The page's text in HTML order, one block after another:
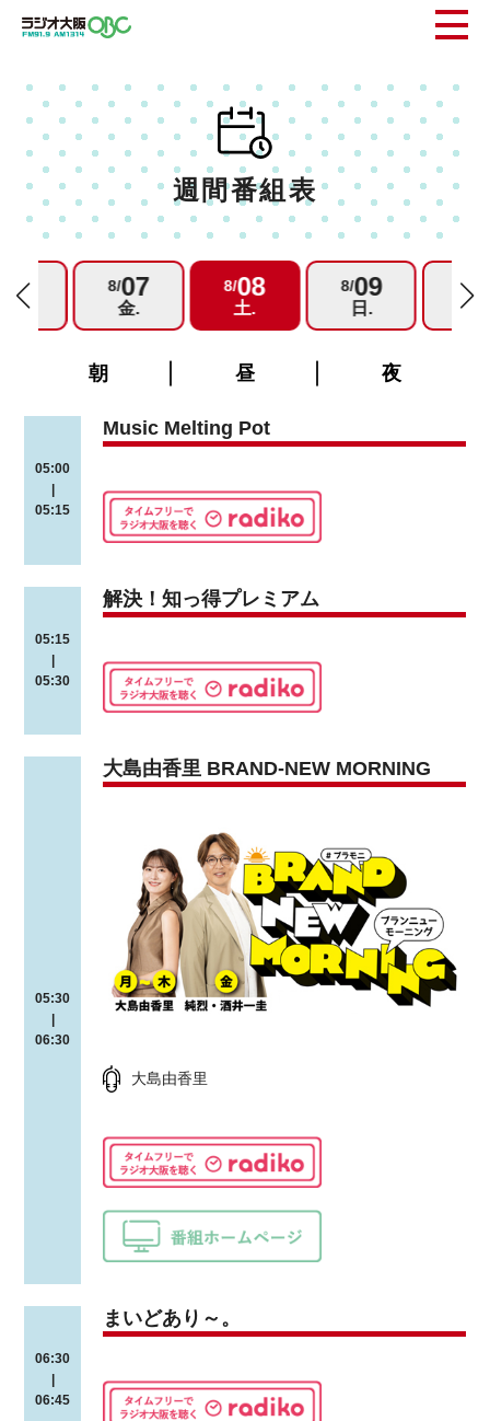
週間番組表
06
木.
8/07
金.
8/08
土.
8/09
日.
8/
月.
朝 昼 夜
05:00
05:15
Music Melting Pot
05:15
|
05:30
解決！知っ得プレミアム
05:30
06:30
大島由香里 BRAND-NEW MORNING
大島由香里
06:30
06:45
まいどあり～。